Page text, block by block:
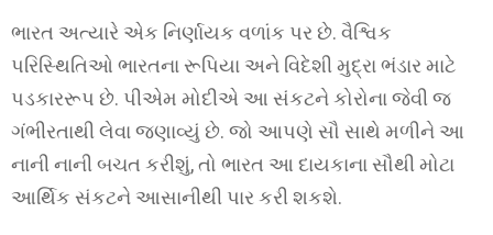
ભારત અત્યારે એક નિર્ણાયક વળાંક પર છે. વૈશ્વિક
પરિસ્થિતિઓ ભારતના રૂપિયા અને વિદેશી મુદ્રા ભંડાર માટે
પડકારરૂપ છે. પીએમ મોદીએ આ સંકટને કોરોના જેવી જ
ગંભીરતાથી લેવા જણાવ્યું છે. જો આપણે સૌ સાથે મળીને આ
નાની નાની બચત કરીશું, તો ભારત આ દાયકાના સૌથી મોટા
આર્થિક સંકટને આસાનીથી પાર કરી શકશે.